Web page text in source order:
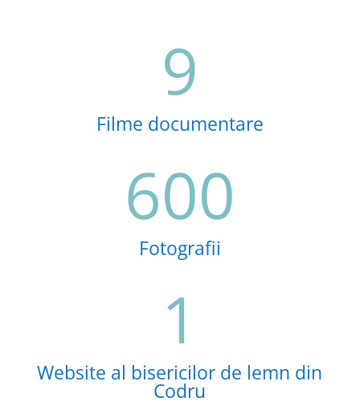
9
Filme documentare
600
Fotografii
1
Website al bisericilor de lemn din
Codru